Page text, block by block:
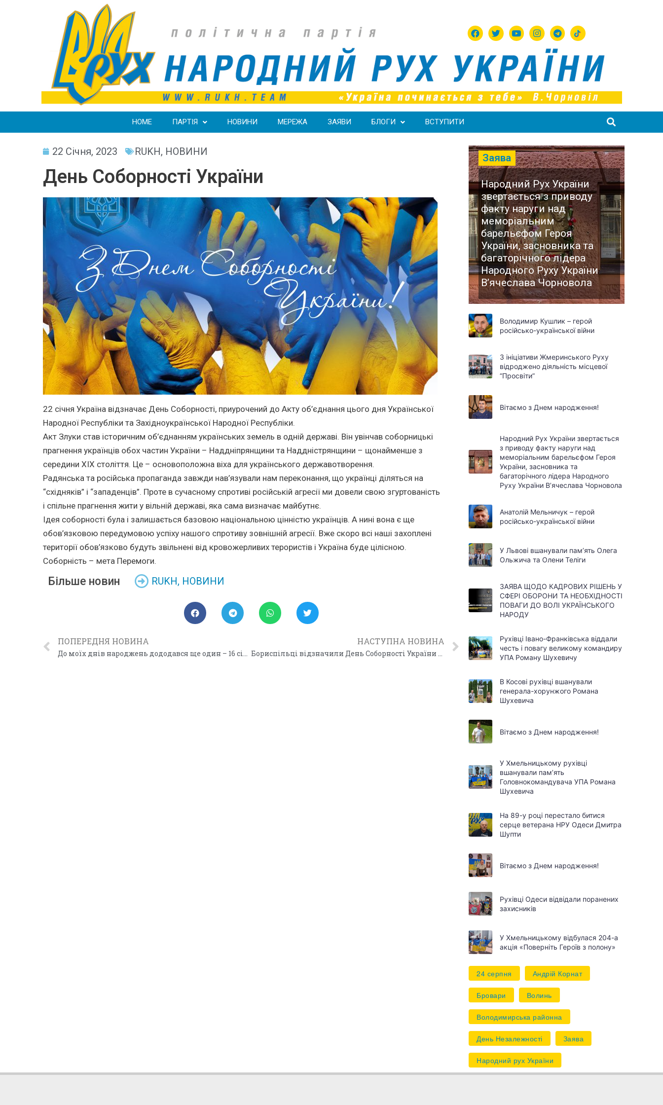
HOME ПАРТІЯ НОВИНИ МЕРЕЖА ЗАЯВИ БЛОГИ ВСТУПИТИ
22 Січня, 2023 RUKH, НОВИНИ
День Соборності України
22 січня Україна відзначає День Соборності, приурочений до Акту об’єднання цього дня Української
Народної Республіки та Західноукраїнської Народної Республіки.
Акт Злуки став історичним об’єднанням українських земель в одній державі. Він увінчав соборницькі
прагнення українців обох частин України – Наддніпрянщини та Наддністрянщини – щонайменше з
середини XIX століття. Це – основоположна віха для українського державотворення.
Радянська та російська пропаганда завжди нав’язували нам переконання, що українці діляться на
“східняків” і “западенців”. Проте в сучасному спротиві російській агресії ми довели свою згуртованість
і спільне прагнення жити у вільній державі, яка сама визначає майбутнє.
Ідея соборності була і залишається базовою національною цінністю українців. А нині вона є ще
обов’язковою передумовою успіху нашого спротиву зовнішній агресії. Вже скоро всі наші захоплені
території обов’язково будуть звільнені від кровожерливих терористів і Україна буде цілісною.
Соборність – мета Перемоги.
Більше новин RUKH, НОВИНИ
ПОПЕРЕДНЯ НОВИНА НАСТУПНА НОВИНА
Заява
Народний Рух України
звертається з приводу
факту наруги над
меморіальним
барельєфом Героя
України, засновника та
багаторічного лідера
Народного Руху України
В’ячеслава Чорновола
Володимир Кушлик – герой
російсько-української війни
З ініціативи Жмеринського Руху
відроджено діяльність місцевої
“Просвіти”
Вітаємо з Днем народження!
Народний Рух України звертається
з приводу факту наруги над
меморіальним барельєфом Героя
України, засновника та
багаторічного лідера Народного
Руху України В’ячеслава Чорновола
Анатолій Мельничук – герой
російсько-української війни
У Львові вшанували пам’ять Олега
Ольжича та Олени Теліги
ЗАЯВА ЩОДО КАДРОВИХ РІШЕНЬ У
СФЕРІ ОБОРОНИ ТА НЕОБХІДНОСТІ
ПОВАГИ ДО ВОЛІ УКРАЇНСЬКОГО
НАРОДУ
Рухівці Івано-Франківська віддали
честь і повагу великому командиру
УПА Роману Шухевичу
В Косові рухівці вшанували
генерала-хорунжого Романа
Шухевича
Вітаємо з Днем народження!
У Хмельницькому рухівці
вшанували пам’ять
Головнокомандувача УПА Романа
Шухевича
На 89-у році перестало битися
серце ветерана НРУ Одеси Дмитра
Шупти
Вітаємо з Днем народження!
Рухівці Одеси відвідали поранених
захисників
У Хмельницькому відбулася 204-а
акція «Поверніть Героїв з полону»
24 серпня Андрій Корнат
Бровари Волинь
Володимирська районна
День Незалежності Заява
Народний рух України